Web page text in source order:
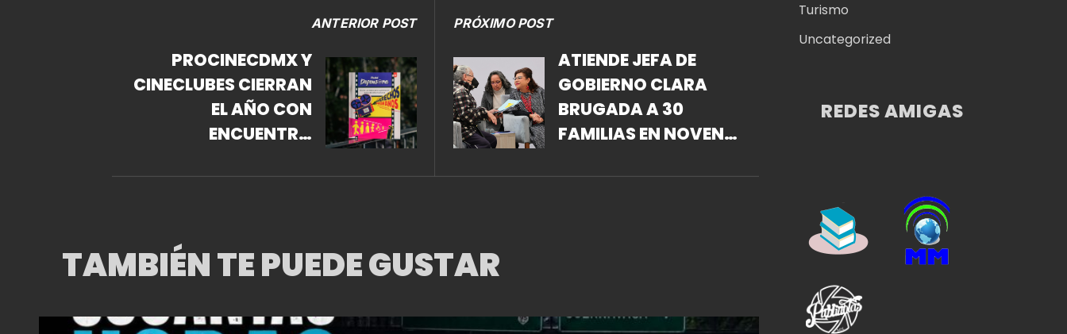
ANTERIOR POST
PROCINECDMX Y
CINECLUBES CIERRAN
EL AÑO CON
ENCUENTRO
FUTURO”
PRÓXIMO POST
ATIENDE JEFA DE
GOBIERNO CLARA
BRUGADA A 30
FAMILIAS EN NOVENA
CIUDADANO
TAMBIÉN TE PUEDE GUSTAR
Turismo
Uncategorized
REDES AMIGAS